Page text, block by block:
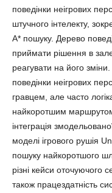
поведінки неігрових
штучного інтелекту,
А* пошуку. Дерево
приймати рішення в
реагувати на його
поведінки неігрових
гравцем, але часто
найкоротшим
інтеграція
моделі ігрового рушія
пошуку найкоротшого
різні кейси
також працездатність